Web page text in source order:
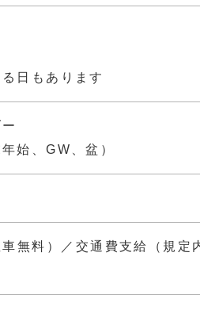
日もあります
始、GW、盆）
無料）／交通費支給（規定